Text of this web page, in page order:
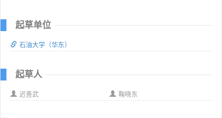
起草单位
石油大学（华东）
起草人
迟善武 鞠晓东